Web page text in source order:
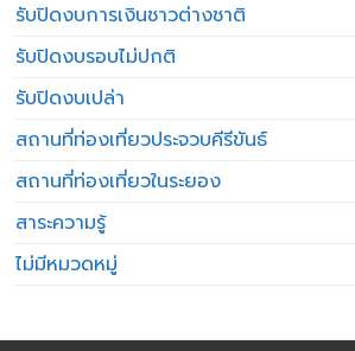
รับปิดงบการเงินชาวต่างชาติ
รับปิดงบรอบไม่ปกติ
รับปิดงบเปล่า
สถานที่ท่องเที่ยวประจวบคีรีขันธ์
สถานที่ท่องเที่ยวในระยอง
สาระความรู้
ไม่มีหมวดหมู่